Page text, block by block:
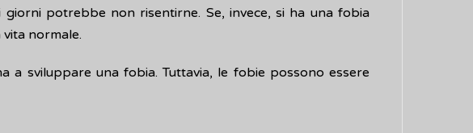
potrebbe non risentirne. Se, invece, si ha una fobia
normale.
a sviluppare una fobia. Tuttavia, le fobie possono essere